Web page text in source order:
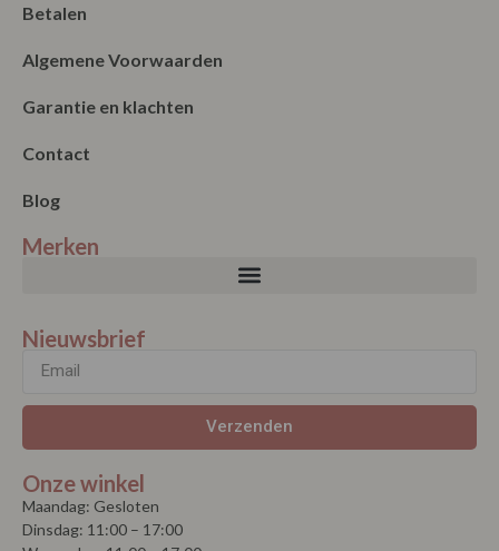
Betalen
Algemene Voorwaarden
Garantie en klachten
Contact
Blog
Merken
Nieuwsbrief
Verzenden
Onze winkel
Maandag: Gesloten
Dinsdag: 11:00 – 17:00